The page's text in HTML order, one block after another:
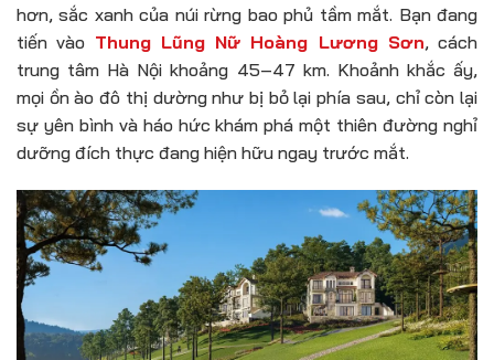
hơn, sắc xanh của núi rừng bao phủ tầm mắt. Bạn đang
tiến vào Thung Lũng Nữ Hoàng Lương Sơn, cách
trung tâm Hà Nội khoảng 45–47 km. Khoảnh khắc ấy,
mọi ồn ào đô thị dường như bị bỏ lại phía sau, chỉ còn lại
sự yên bình và háo hức khám phá một thiên đường nghỉ
dưỡng đích thực đang hiện hữu ngay trước mắt.